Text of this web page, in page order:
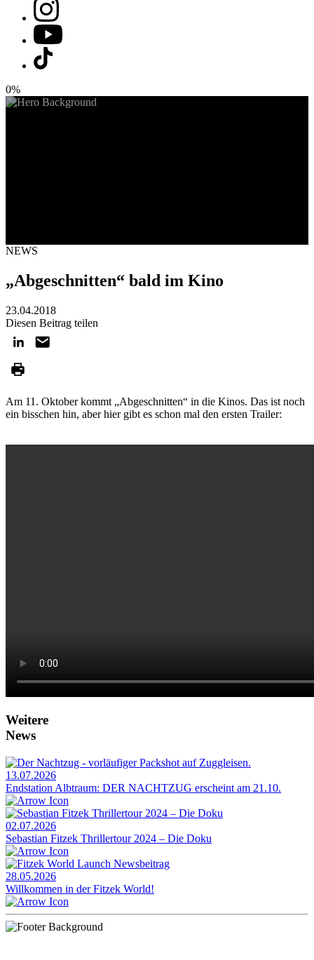
0%
NEWS
„Abgeschnitten“ bald im Kino
23.04.2018
Diesen Beitrag teilen
Am 11. Oktober kommt „Abgeschnitten“ in die Kinos. Das ist noch
ein bisschen hin, aber hier gibt es schon mal den ersten Trailer:
Weitere
News
13.07.2026
Endstation Albtraum: DER NACHTZUG erscheint am 21.10.
02.07.2026
Sebastian Fitzek Thrillertour 2024 – Die Doku
28.05.2026
Willkommen in der Fitzek World!